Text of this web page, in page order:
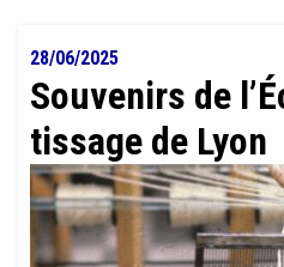
28/06/2025
Souvenirs de
tissage de Lyon